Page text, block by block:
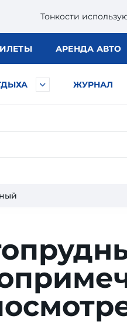
Тонкости
АРЕНДА АВТО
ЖУРНАЛ